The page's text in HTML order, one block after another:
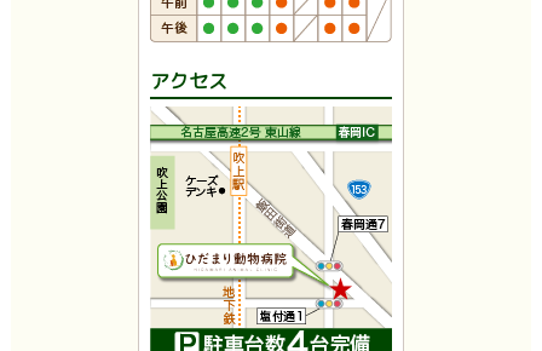
アクセス